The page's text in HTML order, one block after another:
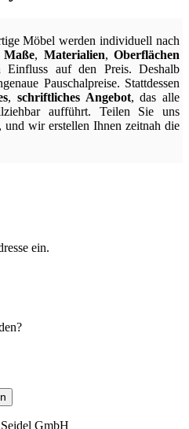
Möbel werden individuell nach
Maße, Materialien,Oberflächen
Einfluss auf den Preis. Deshalb
Pauschalpreise. Stattdessen
, schriftliches Angebot, das alle
aufführt. Teilen Sie uns
wir erstellen Ihnen zeitnah die
ein.